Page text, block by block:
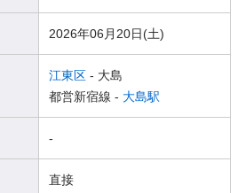
2026年06月20日(土)
江東区 - 大島
都営新宿線 - 大島駅
-
直接